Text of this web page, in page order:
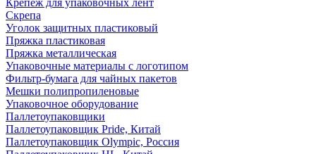
Крепеж для упаковочных лент
Скрепа
Уголок защитных пластиковый
Пряжка пластиковая
Пряжка металлическая
Упаковочные материалы с логотипом
Фильтр-бумага для чайных пакетов
Мешки полипропиленовые
Упаковочное оборудование
Паллетоупаковщики
Паллетоупаковщик Pride, Китай
Паллетоупаковщик Olympic, Россия